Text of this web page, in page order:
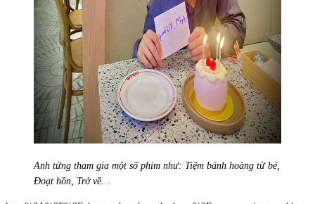
Anh từng tham gia một số phim như: Tiệm bánh hoàng tử bé,
Đoạt hồn, Trở về…